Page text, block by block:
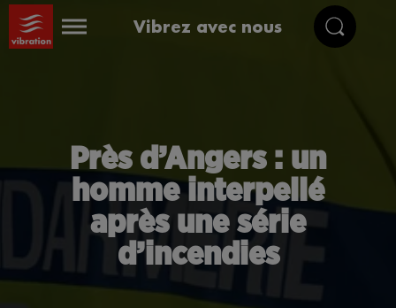
Vibrez avec nous
Près d’Angers : un
homme interpellé
après une série
d’incendies